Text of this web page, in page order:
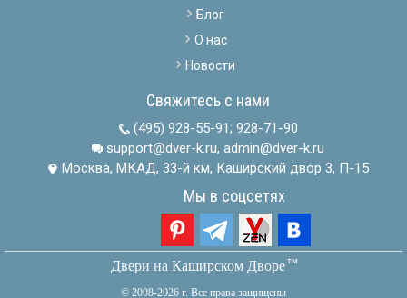
Блог
О нас
Новости
Свяжитесь с нами
(495) 928-55-91; 928-71-90
support@dver-k.ru, admin@dver-k.ru
Москва, МКАД, 33-й км, Каширский двор 3, П-15
Мы в соцсетях
Двери на Каширском Дворетм
© 2008-2026 г. Все права защищены